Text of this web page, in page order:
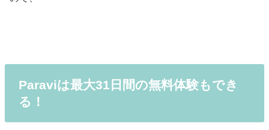
Paraviは最大31日間の無料体験もでき
る！